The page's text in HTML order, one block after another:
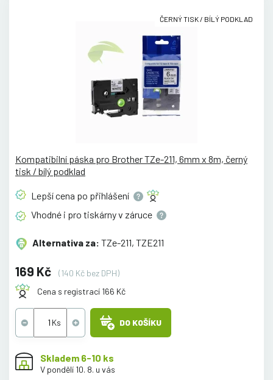
ČERNÝ TISK / BÍLÝ PODKLAD
Kompatibilní páska pro Brother TZe-211, 6mm x 8m, černý
tisk / bílý podklad
Lepší cena po přihlášení
Vhodné i pro tiskárny v záruce
Alternativa za: TZe-211, TZE211
169 Kč
(140 Kč bez DPH)
Cena s registrací 166 Kč
DO KOŠÍKU
Skladem 6-10 ks
V pondělí 10. 8. u vás